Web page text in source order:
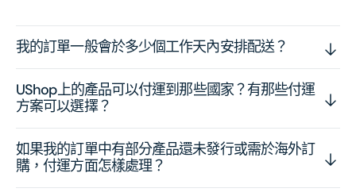
我的訂單一般會於多少個工作天內安排配送？
UShop上的產品可以付運到那些國家？有那些付運
方案可以選擇？
如果我的訂單中有部分產品還未發行或需於海外訂
購，付運方面怎樣處理？